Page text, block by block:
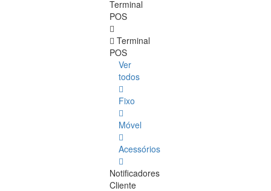
Terminal
POS
Terminal
POS
Ver
todos
Fixo
Móvel
Acessórios
Notificadores
Cliente